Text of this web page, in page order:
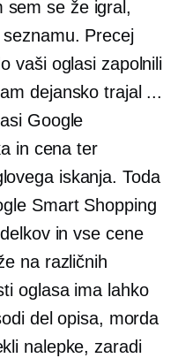
sem se že igral,
Precej
vaši oglasi zapolnili
dejansko trajal ...
Google
in cena ter
iskanja. Toda
Smart Shopping
in vse cene
na različnih
oglasa ima lahko
del opisa, morda
nalepke, zaradi